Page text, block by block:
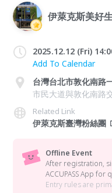
伊萊克斯美好
2025.12.12 (Fri)
Add To Calendar
台灣台北市敦化南路
市民大道與敦化南路
Related Link
伊萊克斯臺灣粉絲團
Offline Event
After registration,
ACCUPASS App for
Entry rules are